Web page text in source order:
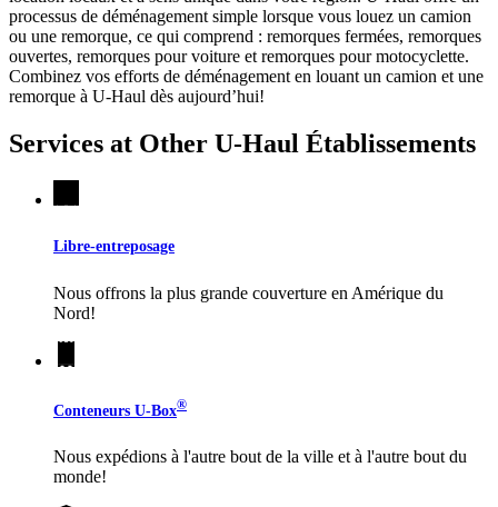
processus de déménagement simple lorsque vous louez un camion
ou une remorque, ce qui comprend : remorques fermées, remorques
ouvertes, remorques pour voiture et remorques pour motocyclette.
Combinez vos efforts de déménagement en louant un camion et une
remorque à U-Haul dès aujourd’hui!
Services at Other U-Haul Établissements
Libre-entreposage
Nous offrons la plus grande couverture en Amérique du
Nord!
Conteneurs U-Box®
Nous expédions à l'autre bout de la ville et à l'autre bout du
monde!